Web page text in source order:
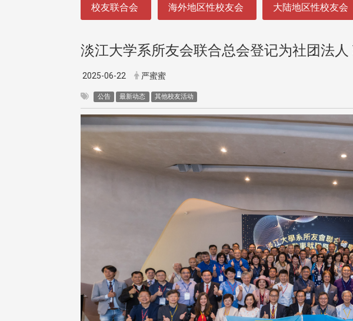
校友联合会 海外地区性校友会 大陆地区性校友会
淡江大学系所友会联合总会登记为社团法
2025-06-22 严蜜蜜
公告 最新动态 其他校友活动
载深耕校友情谊 校友处
长彭春阳荣退 校友感念
头版 热门焦点
校友处新任执行长武士戎上
任 携手校友共创淡江新里程
淡江大学于115年7月30日(四)举
办布达暨单位主管交接典礼。115
学年度校友服务暨资源发展 ...
头版 热门
本校校长葛焕昭
月31日(五)任期届
24日(三)下午5时
校友会活动 (海
2 版 校友会活动 (海
外、县市)
2 版 校友
外、县市)